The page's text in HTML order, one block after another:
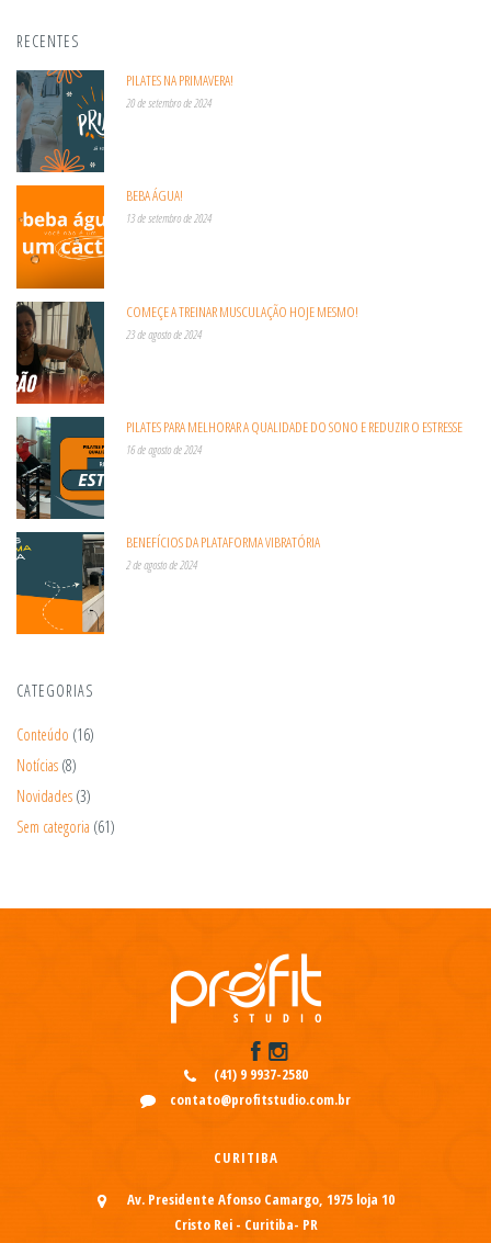
RECENTES
PILATES NA PRIMAVERA!
20 de setembro de 2024
BEBA ÁGUA!
13 de setembro de 2024
COMEÇE A TREINAR MUSCULAÇÃO HOJE MESMO!
23 de agosto de 2024
PILATES PARA MELHORAR A QUALIDADE DO SONO E REDUZIR O ESTRESSE
16 de agosto de 2024
BENEFÍCIOS DA PLATAFORMA VIBRATÓRIA
2 de agosto de 2024
CATEGORIAS
Conteúdo (16)
Notícias (8)
Novidades (3)
Sem categoria (61)
(41) 9 9937-2580
contato@profitstudio.com.br
CURITIBA
Av. Presidente Afonso Camargo, 1975 loja 10
Cristo Rei - Curitiba- PR